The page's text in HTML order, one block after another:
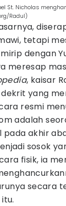
St. Nicholas
Radul)
tetapi
dengan
meresap
, kaisar
yang
resmi
adalah
pada akhir
sosok
fisik, ia
secara